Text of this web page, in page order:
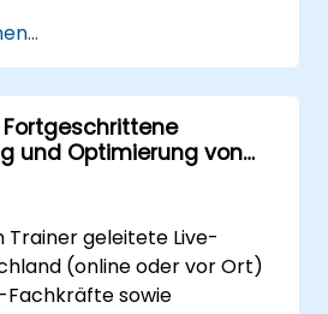
von Sentiment-Analyse,
sowie
Entscheidungsfindung.
und Skalieren von KI-
und Optimierung von
Trainer geleitete Live-
(online oder vor Ort)
sowie